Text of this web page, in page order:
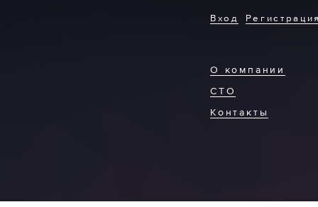
О компании
СТО
Контакты
Вход